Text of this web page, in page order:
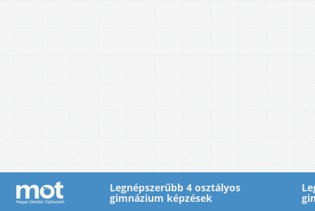
Legnépszerűbb 4 osztályos
gimnázium képzések